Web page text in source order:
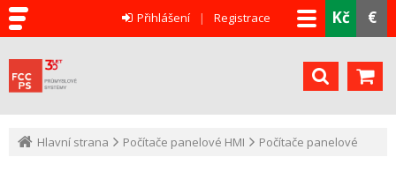
Kč €
Přihlášení Registrace
Hlavní strana Počítače panelové HMI Počítače panelové